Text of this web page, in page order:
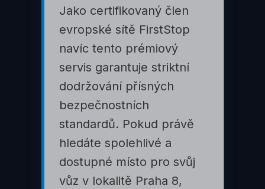
Jako certifikovaný člen
evropské sítě FirstStop
navíc tento prémiový
servis garantuje striktní
dodržování přísných
bezpečnostních
standardů. Pokud právě
hledáte spolehlivé a
dostupné místo pro svůj
vůz v lokalitě Praha 8,